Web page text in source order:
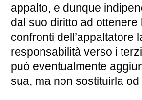
appalto, e dunque
dal suo diritto ad ottenere
confronti dell’appaltatore
responsabilità verso i
può eventualmente
sua, ma non sostituirla